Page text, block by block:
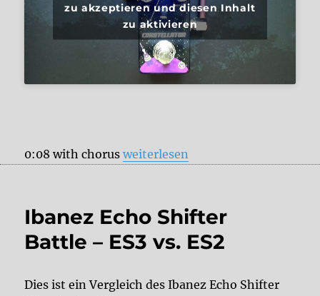
zu akzeptieren und diesen Inhalt
zu aktivieren
0:08 with chorus„Pigtronix Constellator“
weiterlesen
Ibanez Echo Shifter
Battle – ES3 vs. ES2
Dies ist ein Vergleich des Ibanez Echo Shifter